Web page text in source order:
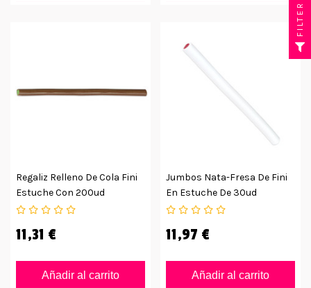
Regaliz Relleno De Cola Fini
Estuche Con 200ud
11,31 €
Añadir al carrito
Jumbos Nata-Fresa De Fini
En Estuche De 30ud
11,97 €
Añadir al carrito
FILTER